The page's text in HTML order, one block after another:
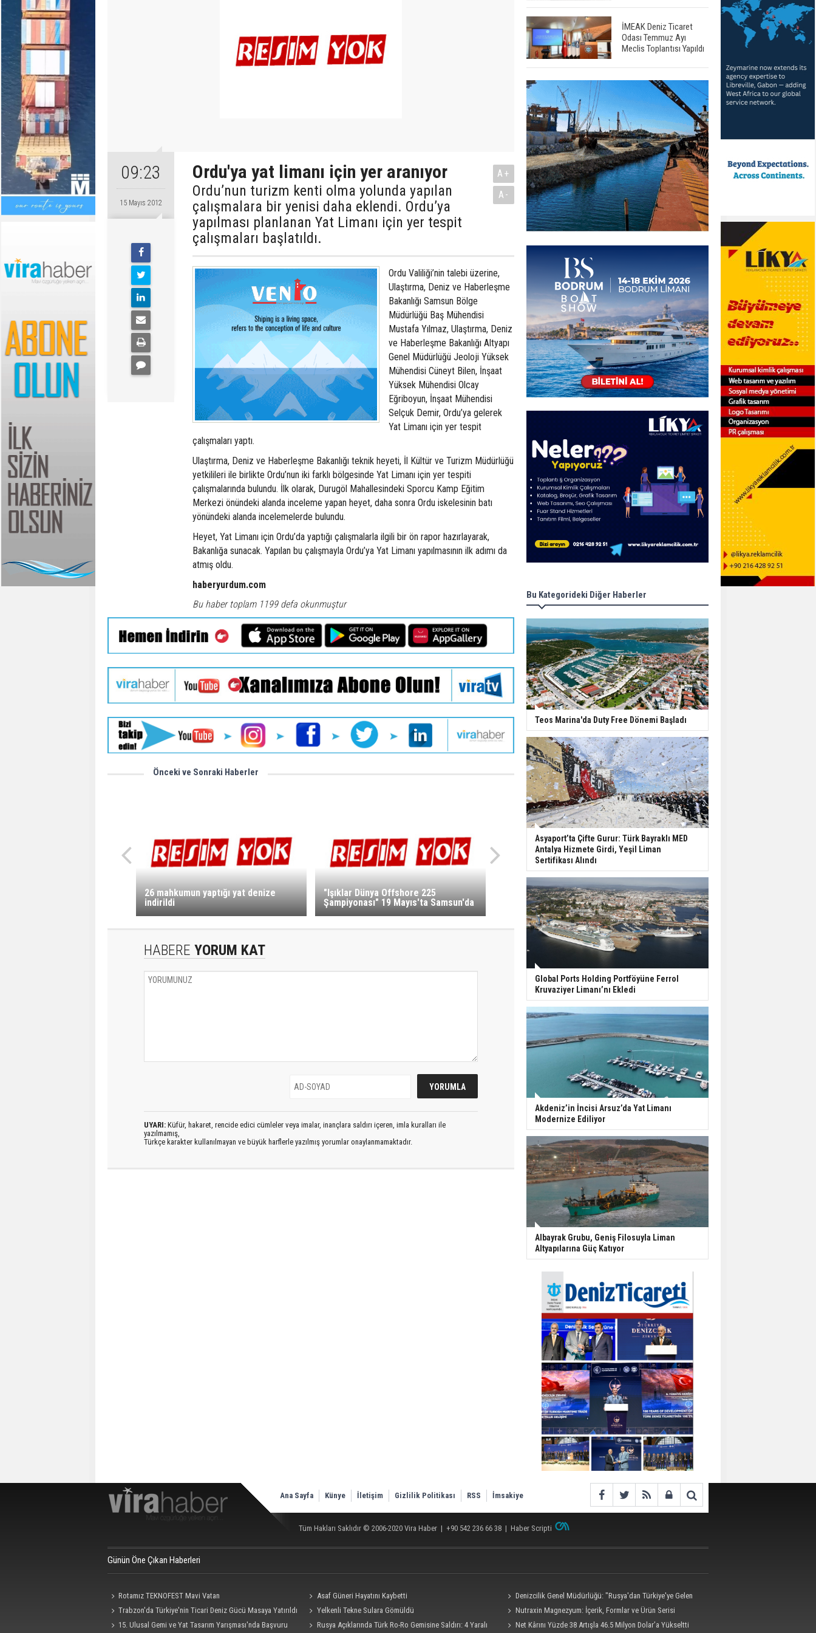
09:23
15 Mayıs 2012
Ordu'ya yat limanı için yer aranıyor
Ordu’nun turizm kenti olma yolunda yapılan
çalışmalara bir yenisi daha eklendi. Ordu’ya
yapılması planlanan Yat Limanı için yer tespit
çalışmaları başlatıldı.
A+
A-
Ordu Valiliği’nin talebi üzerine,
Ulaştırma, Deniz ve Haberleşme
Bakanlığı Samsun Bölge
Müdürlüğü Baş Mühendisi
Mustafa Yılmaz, Ulaştırma, Deniz
ve Haberleşme Bakanlığı Altyapı
Genel Müdürlüğü Jeoloji Yüksek
Mühendisi Cüneyt Bilen, İnşaat
Yüksek Mühendisi Olcay
Eğriboyun, İnşaat Mühendisi
Selçuk Demir, Ordu’ya gelerek
Yat Limanı için yer tespit
çalışmaları yaptı.
Ulaştırma, Deniz ve Haberleşme Bakanlığı teknik heyeti, İl Kültür ve Turizm Müdürlüğü
yetkilileri ile birlikte Ordu’nun iki farklı bölgesinde Yat Limanı için yer tespiti
çalışmalarında bulundu. İlk olarak, Durugöl Mahallesindeki Sporcu Kamp Eğitim
Merkezi önündeki alanda inceleme yapan heyet, daha sonra Ordu iskelesinin batı
yönündeki alanda incelemelerde bulundu.
Heyet, Yat Limanı için Ordu’da yaptığı çalışmalarla ilgili bir ön rapor hazırlayarak,
Bakanlığa sunacak. Yapılan bu çalışmayla Ordu’ya Yat Limanı yapılmasının ilk adımı da
atmış oldu.
haberyurdum.com
Bu haber toplam 1199 defa okunmuştur
Önceki ve Sonraki Haberler
26 mahkumun yaptığı yat denize
indirildi
"Işıklar Dünya Offshore 225
Şampiyonası" 19 Mayıs'ta Samsun'da
HABERE YORUM KAT
UYARI: Küfür, hakaret, rencide edici cümleler veya imalar, inançlara saldırı içeren, imla kuralları ile
yazılmamış,
Türkçe karakter kullanılmayan ve büyük harflerle yazılmış yorumlar onaylanmamaktadır.
İMEAK Deniz Ticaret
Odası Temmuz Ayı
Meclis Toplantısı Yapıldı
Bu Kategorideki Diğer Haberler
Teos Marina'da Duty Free Dönemi Başladı
Asyaport’ta Çifte Gurur: Türk Bayraklı MED
Antalya Hizmete Girdi, Yeşil Liman
Sertifikası Alındı
Global Ports Holding Portföyüne Ferrol
Kruvaziyer Limanı’nı Ekledi
Akdeniz’in İncisi Arsuz’da Yat Limanı
Modernize Ediliyor
Albayrak Grubu, Geniş Filosuyla Liman
Altyapılarına Güç Katıyor
Ana Sayfa Künye İletişim Gizlilik Politikası RSS İmsakiye
Tüm Hakları Saklıdır © 2006-2020 Vira Haber | +90 542 236 66 38 | Haber Scripti
Günün Öne Çıkan Haberleri
Rotamız TEKNOFEST Mavi Vatan Asaf Güneri Hayatını Kaybetti
Denizcilik Genel Müdürlüğü: "Rusya'dan Türkiye'ye Gelen
Ro-Ro Gemisi Dron Saldırısına Uğradı"
Trabzon'da Türkiye'nin Ticari Deniz Gücü Masaya Yatırıldı Yelkenli Tekne Sulara Gömüldü
Nutraxin Magnezyum: İçerik, Formlar ve Ürün Serisi
Rehberi
15. Ulusal Gemi ve Yat Tasarım Yarışması'nda Başvuru Rusya Açıklarında Türk Ro-Ro Gemisine Saldırı: 4 Yaralı Net Kârını Yüzde 38 Artışla 46.5 Milyon Dolar’a Yükseltti